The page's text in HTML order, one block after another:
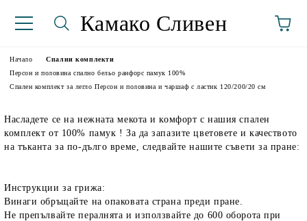
Камако Сливен
Начало
Спални комплекти
Персон и половина спално бельо ранфорс памук 100%
Спален комплект за легло Персон и половина и чаршаф с ластик 120/200/20 см
Насладете се на нежната мекота и комфорт с нашия спален
комплект от 100% памук ! За да запазите цветовете и качеството
на тъканта за по-дълго време, следвайте нашите съвети за пране:
Инструкции за грижа:
Винаги обръщайте на опаковата страна преди пране.
Не препълвайте пералнята и използвайте до 600 оборота при